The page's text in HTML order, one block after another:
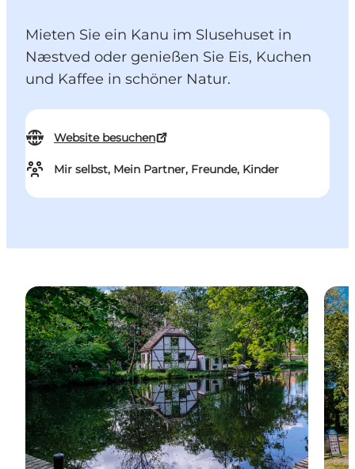
Mieten Sie ein Kanu im Slusehuset in
Næstved oder genießen Sie Eis, Kuchen
und Kaffee in schöner Natur.
Website besuchen
Mir selbst, Mein Partner, Freunde, Kinder